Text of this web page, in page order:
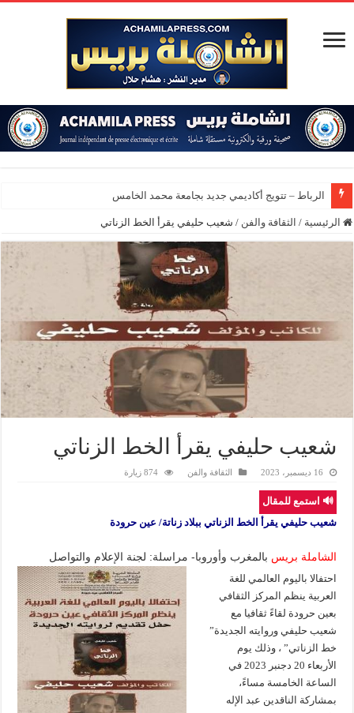
الرباط – تتويج أكاديمي جديد بجامعة محمد الخامس
الرئيسية / الثقافة والفن / شعيب حليفي يقرأ الخط الزناتي
شعيب حليفي يقرأ الخط الزناتي
16 ديسمبر، 2023 الثقافة والفن 874 زيارة
🔊 استمع للمقال
شعيب حليفي يقرأ الخط الزناتي ببلاد زناتة/ عين حرودة
الشاملة بريس بالمغرب وأوروبا- مراسلة: لجنة الإعلام والتواصل
احتفالا باليوم العالمي للغة
العربية ينظم المركز الثقافي
بعين حرودة لقاءً ثقافيا مع
شعيب حليفي وروايته الجديدة”
خط الزناتي” ، وذلك يوم
الأربعاء 20 دجنبر 2023 في
الساعة الخامسة مساءً،
بمشاركة الناقدين عبد الإله